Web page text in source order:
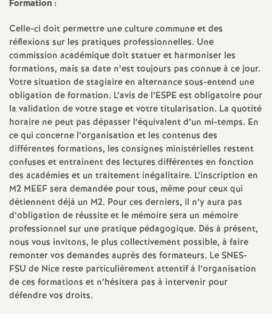
n
a
l
d
e
s
E
n
s
Formation :
Celle-ci doit permettre une culture commune et des
réflexions sur les pratiques professionnelles. Une
commission académique doit statuer et harmoniser les
formations, mais sa date n’est toujours pas connue à ce jour.
Votre situation de stagiaire en alternance sous-entend une
obligation de formation. L’avis de l’ESPE est obligatoire pour
la validation de votre stage et votre titularisation. La quotité
horaire ne peut pas dépasser l’équivalent d’un mi-temps. En
ce qui concerne l’organisation et les contenus des
différentes formations, les consignes ministérielles restent
confuses et entrainent des lectures différentes en fonction
des académies et un traitement inégalitaire. L’inscription en
M2 MEEF sera demandée pour tous, même pour ceux qui
détiennent déjà un M2. Pour ces derniers, il n’y aura pas
d’obligation de réussite et le mémoire sera un mémoire
professionnel sur une pratique pédagogique. Dès à présent,
nous vous invitons, le plus collectivement possible, à faire
remonter vos demandes auprès des formateurs. Le SNES-
FSU de Nice reste particulièrement attentif à l’organisation
de ces formations et n’hésitera pas à intervenir pour
défendre vos droits.